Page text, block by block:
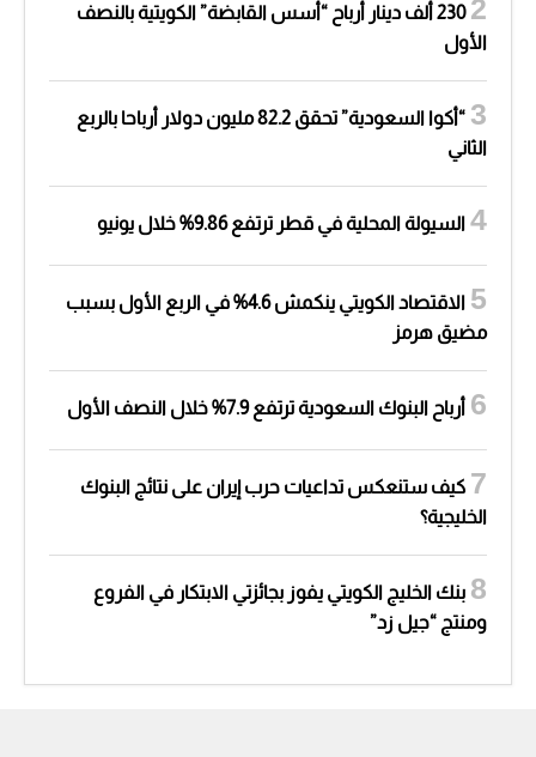
230 ألف دينار أرباح “أسس القابضة” الكويتية بالنصف
الأول
“أكوا السعودية” تحقق 82.2 مليون دولار أرباحا بالربع
الثاني
السيولة المحلية في قطر ترتفع 9.86% خلال يونيو
الاقتصاد الكويتي ينكمش 4.6% في الربع الأول بسبب
مضيق هرمز
أرباح البنوك السعودية ترتفع 7.9% خلال النصف الأول
كيف ستنعكس تداعيات حرب إيران على نتائج البنوك
الخليجية؟
بنك الخليج الكويتي يفوز بجائزتي الابتكار في الفروع
ومنتج “جيل زد”